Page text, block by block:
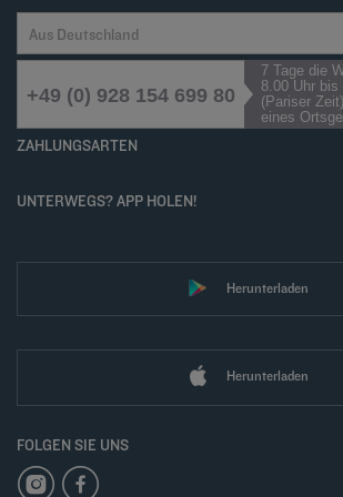
Aus Deutschland
+49 (0) 928 154 699 80
7 Tage die
8.00 Uhr bis
(Pariser
eines
ZAHLUNGSARTEN
UNTERWEGS? APP HOLEN!
Herunterladen
Herunterladen
FOLGEN SIE UNS